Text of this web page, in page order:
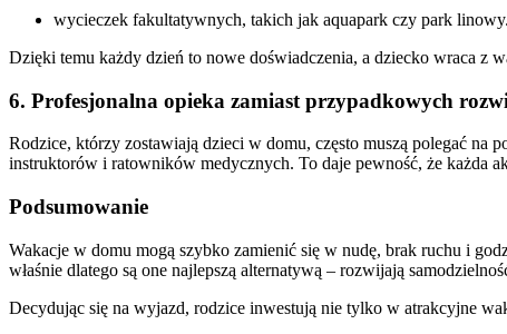
wycieczek fakultatywnych, takich jak aquapark czy park linowy.
Dzięki temu każdy dzień to nowe doświadczenia, a dziecko wraca z
6. Profesjonalna opieka zamiast przypadkowych
Rodzice, którzy zostawiają dzieci w domu, często muszą polegać
instruktorów i ratowników medycznych. To daje pewność, że każda
Podsumowanie
Wakacje w domu mogą szybko zamienić się w nudę, brak ruchu i
właśnie dlatego są one najlepszą alternatywą – rozwijają
Decydując się na wyjazd, rodzice inwestują nie tylko w atrakcyjne